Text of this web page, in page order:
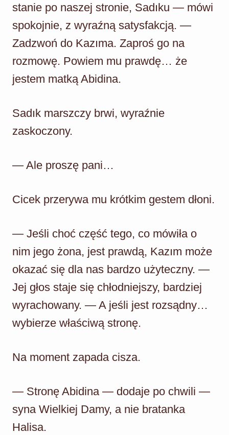
stanie po naszej stronie, Sadıku — mówi
spokojnie, z wyraźną satysfakcją. —
Zadzwoń do Kazıma. Zaproś go na
rozmowę. Powiem mu prawdę… że
jestem matką Abidina.
Sadık marszczy brwi, wyraźnie
zaskoczony.
— Ale proszę pani…
Cicek przerywa mu krótkim gestem dłoni.
— Jeśli choć część tego, co mówiła o
nim jego żona, jest prawdą, Kazım może
okazać się dla nas bardzo użyteczny. —
Jej głos staje się chłodniejszy, bardziej
wyrachowany. — A jeśli jest rozsądny…
wybierze właściwą stronę.
Na moment zapada cisza.
— Stronę Abidina — dodaje po chwili —
syna Wielkiej Damy, a nie bratanka
Halisa.